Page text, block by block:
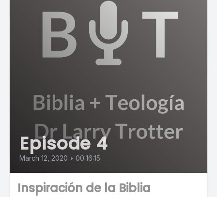
Episode 4
March 12, 2020 • 00:16:15
Inspiración de la Biblia